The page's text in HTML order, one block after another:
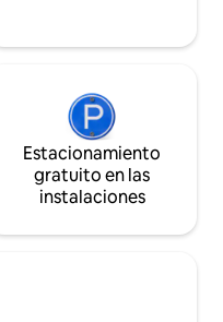
Estacionamiento
gratuito en las
instalaciones